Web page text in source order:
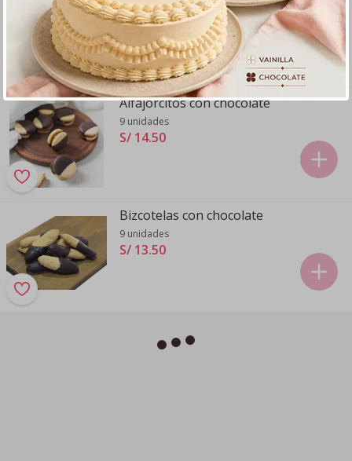
1 unidad (12cm x 12cm)
S/ 13.50
Alfajorcitos con chocolate
9 unidades
S/ 14.50
Bizcotelas con chocolate
9 unidades
S/ 13.50